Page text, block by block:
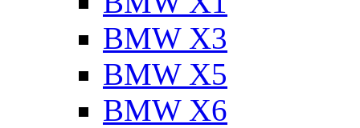
BMW X3
BMW X5
BMW X6